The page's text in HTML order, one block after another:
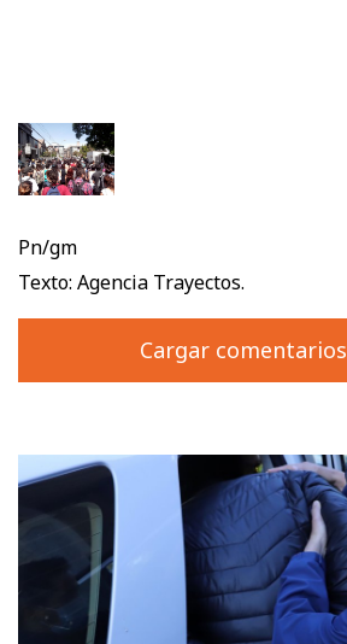
Pn/gm
Texto: Agencia Trayectos.
Cargar comentarios